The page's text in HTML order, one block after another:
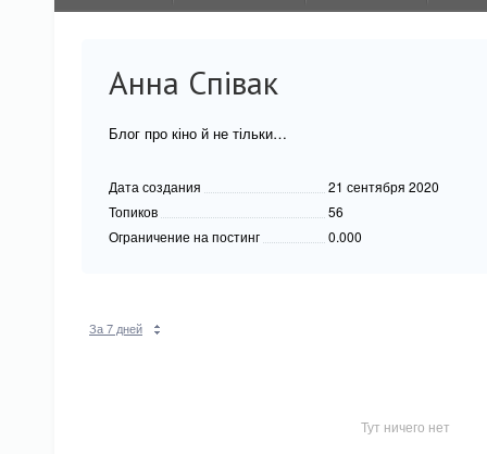
Анна Співак
Блог про кіно й не тільки…
Дата создания
21 сентября 2020
Топиков
56
Ограничение на постинг
0.000
За 7 дней
Тут ничего нет